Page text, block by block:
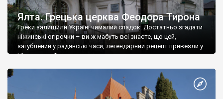
Ялта. Грецька церква Феодора Тирона
Греки залишили Україні чималий спадок. Достатньо згадати
ніжинські огірочки – ви ж мабуть всі знаєте, що цей,
загублений у радянські часи, легендарний рецепт привезли у
Ніжин греки?